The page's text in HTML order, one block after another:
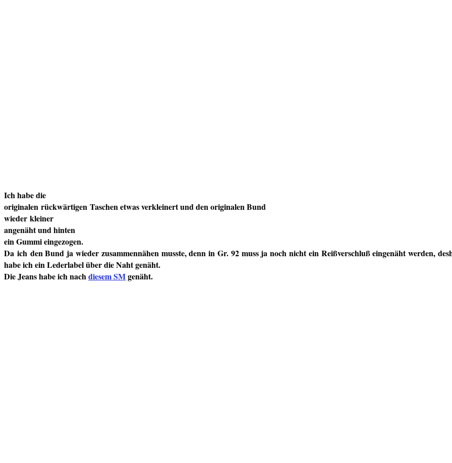
Ich habe die
originalen rückwärtigen Taschen etwas verkleinert und den originalen Bund
wieder kleiner
angenäht und hinten
ein Gummi eingezogen.
Da ich den Bund ja wieder zusammennähen musste, denn in Gr. 92 muss ja noch nicht ein Reißverschluß eingenäht werden,
habe ich ein Lederlabel über die Naht genäht.
Die Jeans habe ich nachdiesem SMgenäht.